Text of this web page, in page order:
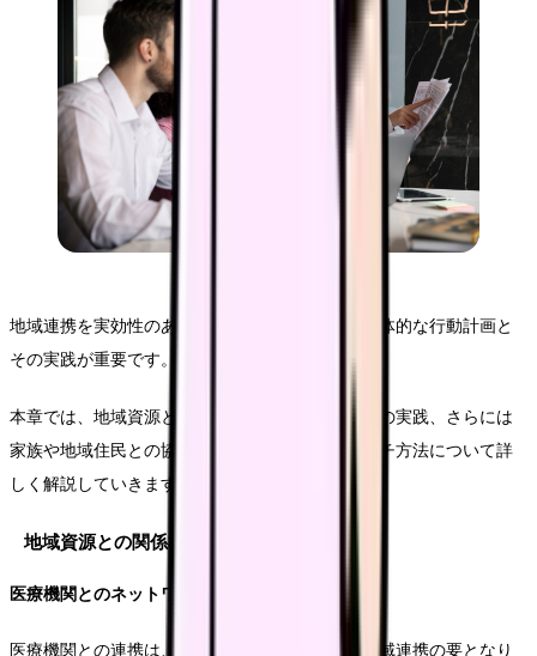
地域連携を実効性のあるものにするためには、具体的な行動計画と
その実践が重要です。
本章では、地域資源との関係構築から多職種連携の実践、さらには
家族や地域住民との協働まで、実践的なアプローチ方法について詳
しく解説していきます。
地域資源との関係構築
医療機関とのネットワーク形成
医療機関との連携は、グループホームにおける地域連携の要となり